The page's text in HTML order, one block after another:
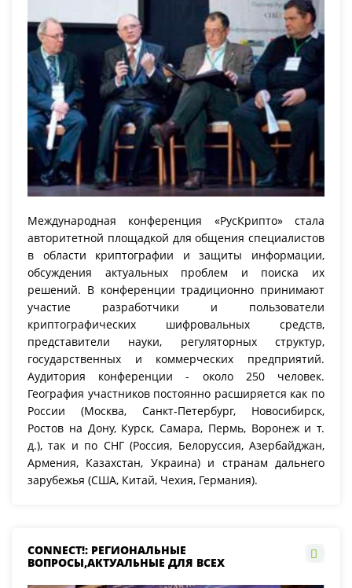
Международная конференция «РусКрипто» стала
авторитетной площадкой для общения специалистов
в области криптографии и защиты информации,
обсуждения актуальных проблем и поиска их
решений. В конференции традиционно принимают
участие разработчики и пользователи
криптографических шифровальных средств,
представители науки, регуляторных структур,
государственных и коммерческих предприятий.
Аудитория конференции - около 250 человек.
География участников постоянно расширяется как по
России (Москва, Санкт-Петербург, Новосибирск,
Ростов на Дону, Курск, Самара, Пермь, Воронеж и т.
д.), так и по СНГ (Россия, Белоруссия, Азербайджан,
Армения, Казахстан, Украина) и странам дальнего
зарубежья (США, Китай, Чехия, Германия).
CONNECT!: РЕГИОНАЛЬНЫЕ
ВОПРОСЫ,АКТУАЛЬНЫЕ ДЛЯ ВСЕХ